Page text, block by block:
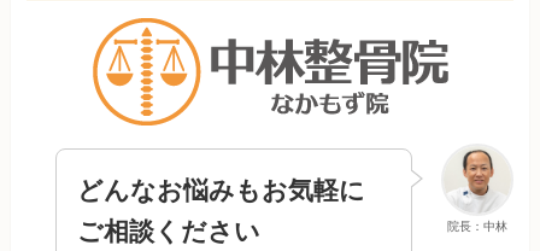
院長：中林
どんなお悩みもお気軽に
ご相談ください